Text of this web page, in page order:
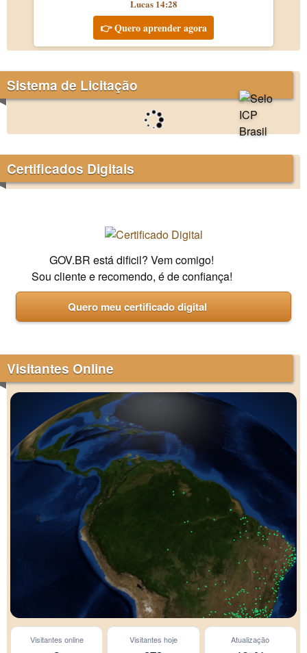
Lucas 14:28
👉 Quero aprender agora
Sistema de Licitação
Certificados Digitais
GOV.BR está dificil? Vem comigo!
Sou cliente e recomendo, é de confiança!
Quero meu certificado digital
Visitantes Online
Visitantes online Visitantes hoje Atualização